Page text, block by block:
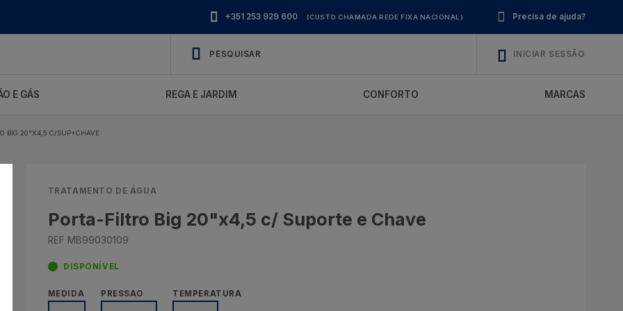
Precisa de ajuda?
+351 253 929 600 (CUSTO CHAMADA REDE FIXA NACIONAL)
INICIAR SESSÃO
E GÁS REGA E JARDIM CONFORTO MARCAS
BIG 20"X4,5 C/SUP+CHAVE
TRATAMENTO DE ÁGUA
Porta-Filtro Big 20"x4,5 c/ Suporte e Chave
REF MB99030109
DISPONÍVEL
MEDIDA PRESSAO TEMPERATURA